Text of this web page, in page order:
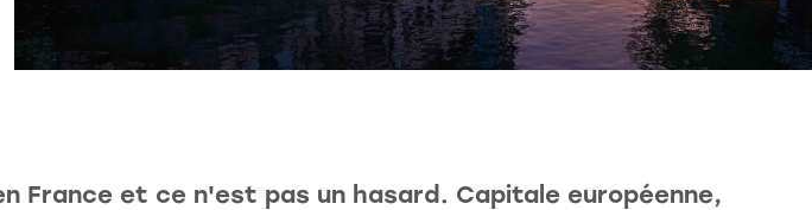
et ce n'est pas un hasard. Capitale européenne,